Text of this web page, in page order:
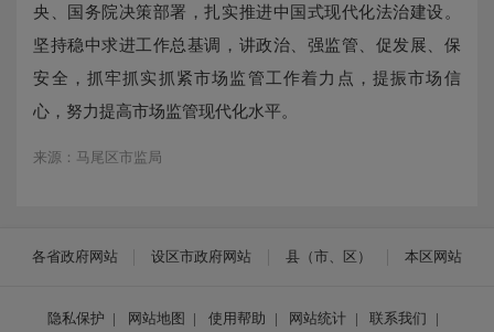
央、国务院决策部署，扎实推进中国式现代化法治建设。
坚持稳中求进工作总基调，讲政治、强监管、促发展、保
安全，抓牢抓实抓紧市场监管工作着力点，提振市场信
心，努力提高市场监管现代化水平。
来源：马尾区市监局
各省政府网站 设区市政府网站 县（市、区） 本区网站
隐私保护 | 网站地图 | 使用帮助 | 网站统计 | 联系我们 |